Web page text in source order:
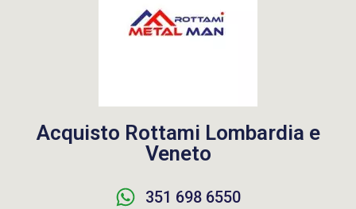
Acquisto Rottami Lombardia e
Veneto
351 698 6550